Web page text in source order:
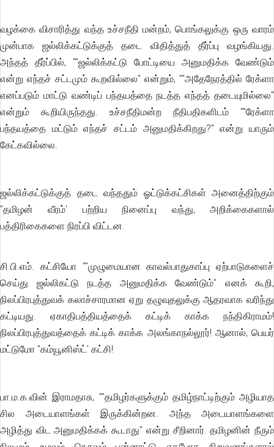
வழக்கை விசாரித்து வந்த உச்சநீதி மன்றம், பொங்கலுக்கு ஒரு வாரம்
முன்பாக ஜல்லிக்கட்டுக்குத் தடை விதித்துத் தீர்ப்பு வழங்கியது.
அந்தத் தீர்ப்பில், ""ஜல்லிக்கட்டு போட்டியை அனுமதிக்க வேண்டும்
என்று எந்தச் சட்டமும் கூறவில்லை'' என்றும், ""அதேநேரத்தில் ரேக்ளா
எனப்படும் மாட்டு வண்டிப் பந்தயத்தை நடத்த எந்தத் தடையுமில்லை''
என்றும் கூறியிருந்தது. உச்சநீதிமன்ற நீதிபதிகளிடம் ""ரேக்ளா
பந்தயத்தை மட்டும் எந்தச் சட்டம் அனுமதிக்கிறது?'' என்று யாரும்
கேட்கவில்லை.
ஜல்லிக்கட்டுக்குத் தடை வந்ததும் ஓட்டுக்கட்சிகள் அனைத்திற்கும்
"தமிழன் வீரம்' பற்றிய நினைப்பு வந்து, அறிக்கைகளால்
பத்திரிகைகளை நிரப்பி விட்டன.
சி.பி.எம். கட்சியோ ""முழுமையான காவல்பாதுகாப்பு ஏற்பாடுகளைச்
செய்து ஜல்லிகட்டு நடத்த அனுமதிக்க வேண்டும்'' எனக் கூறி,
நிலப்பிரபுத்துவக் கலாச்சாரமான ஏறு தழுவுதலுக்கு ஆதரவாக வரிந்து
கட்டியது. ஏகாதிபத்தியத்தைக் கட்டிக் காக்க நந்திகிராமம்!
நிலப்பிரபுத்துவத்தைக் கட்டிக் காக்க அலங்காநல்லூர்! ஆனால், பெயர்
மட்டுமோ "கம்யூனிஸ்ட்' கட்சி!
பா.ம.க.வின் இராமதாசு, ""தமிழர்களுக்கும் தமிழ்நாட்டிற்கும் அழியாத
சில அடையாளங்கள் இருக்கின்றன. அந்த அடையாளங்களை
அழித்து விட அனுமதிக்கக் கூடாது'' என்று சீறினார். தமிழனின் நீரும்